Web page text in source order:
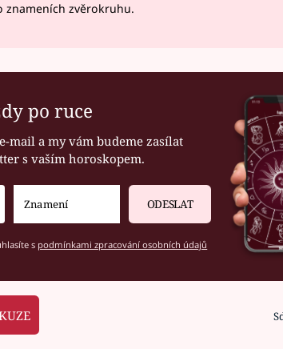
znameních zvěrokruhu.
po ruce
mail a my vám budeme zasílat
s vaším horoskopem.
ODESLAT
s podmínkami zpracování osobních údajů